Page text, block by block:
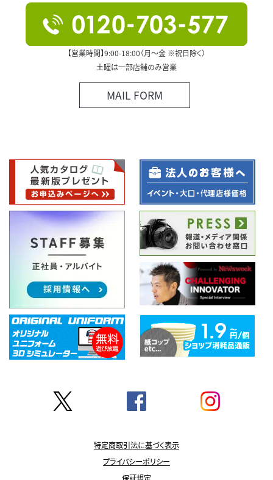
【営業時間】9:00-18:00（月～金 ※祝日除く）
土曜は一部店舗のみ営業
MAIL FORM
特定商取引法に基づく表示
プライバシーポリシー